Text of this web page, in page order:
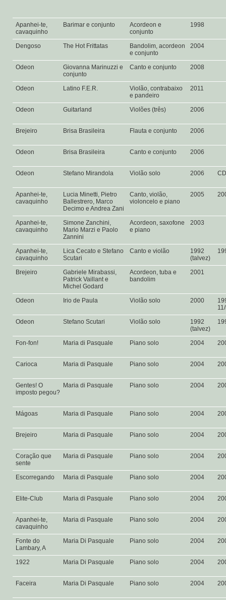
Apanhei-te,
cavaquinho
Barimar e conjunto
Acordeon e
conjunto
1998
Dengoso The Hot Frittatas
Bandolim, acordeon
e conjunto
2004
Odeon
Giovanna Marinuzzi e
conjunto
Canto e conjunto 2008
Odeon Latino F.E.R.
Violão, contrabaixo
e pandeiro
2011
Odeon Guitarland Violões (três) 2006
Brejeiro Brisa Brasileira Flauta e conjunto 2006
Odeon Brisa Brasileira Canto e conjunto 2006
Odeon Stefano Mirandola Violão solo 2006
Apanhei-te,
cavaquinho
Lucia Minetti, Pietro
Ballestrero, Marco
Decimo e Andrea Zani
Canto, violão,
violoncelo e piano
2005
Apanhei-te,
cavaquinho
Simone Zanchini,
Mario Marzi e Paolo
Zannini
Acordeon, saxofone
e piano
2003
Apanhei-te,
cavaquinho
Lica Cecato e Stefano
Scutari
Canto e violão
1992
(talvez)
Brejeiro
Gabriele Mirabassi,
Patrick Vaillant e
Michel Godard
Acordeon, tuba e
bandolim
2001
Odeon Irio de Paula Violão solo 2000
Odeon
Stefano Scutari Violão solo
1992
(talvez)
Fon-fon! Maria di Pasquale Piano solo 2004
Carioca Maria di Pasquale Piano solo 2004
Gentes! O
imposto pegou?
Maria di Pasquale Piano solo 2004
Mágoas Maria di Pasquale Piano solo 2004
Brejeiro Maria di Pasquale Piano solo 2004
Coração que
sente
Maria di Pasquale Piano solo 2004
Escorregando Maria di Pasquale Piano solo 2004
Elite-Club Maria di Pasquale Piano solo 2004
Apanhei-te,
cavaquinho
Maria di Pasquale Piano solo 2004
Fonte do
Lambary, A
Maria Di Pasquale Piano solo 2004
1922 Maria Di Pasquale Piano solo 2004
Faceira Maria Di Pasquale Piano solo 2004